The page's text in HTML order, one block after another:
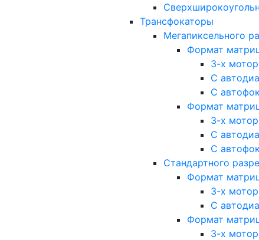
Трансфокаторы
Мегапиксельного
Формат
3-х
С
С
Формат
3-х
С
С
Стандартного
Формат
3-х
С
Формат
3-х